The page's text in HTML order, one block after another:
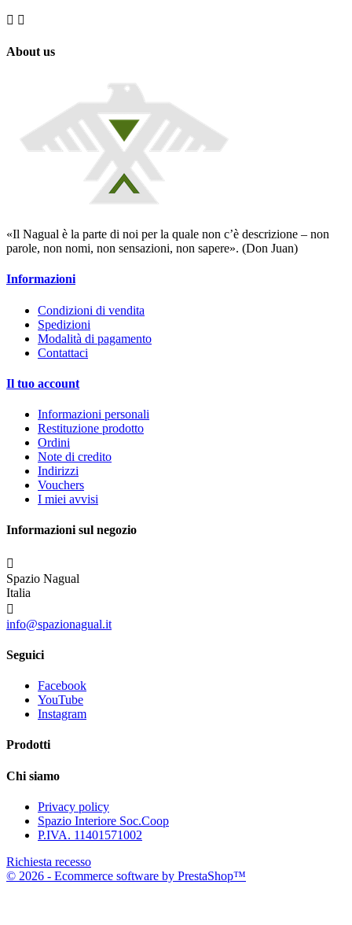
 
About us
«Il Nagual è la parte di noi per la quale non c’è descrizione – non
parole, non nomi, non sensazioni, non sapere». (Don Juan)
Informazioni
Condizioni di vendita
Spedizioni
Modalità di pagamento
Contattaci
Il tuo account
Informazioni personali
Restituzione prodotto
Ordini
Note di credito
Indirizzi
Vouchers
I miei avvisi
Informazioni sul negozio

Spazio Nagual
Italia

info@spazionagual.it
Seguici
Facebook
YouTube
Instagram
Prodotti
Chi siamo
Privacy policy
Spazio Interiore Soc.Coop
P.IVA. 11401571002
Richiesta recesso
© 2026 - Ecommerce software by PrestaShop™